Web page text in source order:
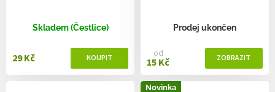
Skladem (Čestlice)
29 Kč
Prodej ukončen
od
15 Kč
Novinka